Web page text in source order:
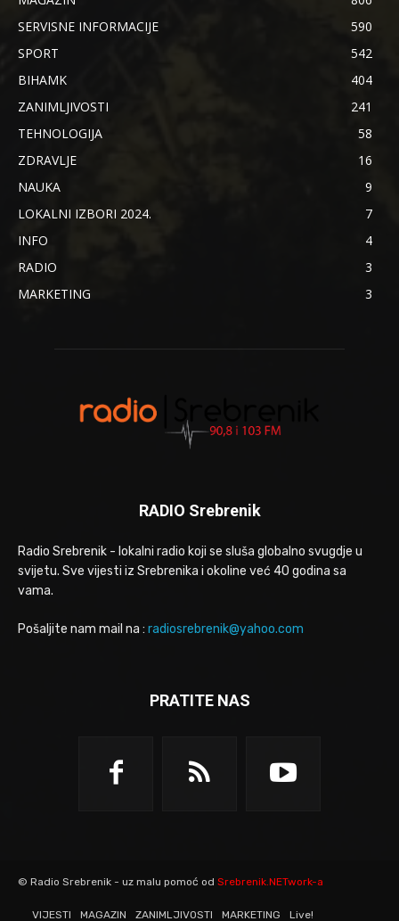
SERVISNE INFORMACIJE
590
SPORT
542
BIHAMK
404
ZANIMLJIVOSTI
241
TEHNOLOGIJA
58
ZDRAVLJE
16
NAUKA
9
LOKALNI IZBORI 2024.
7
INFO
4
RADIO
3
MARKETING
3
RADIO Srebrenik
Radio Srebrenik - lokalni radio koji se sluša globalno svugdje u
svijetu. Sve vijesti iz Srebrenika i okoline već 40 godina sa
vama.
Pošaljite nam mail na : radiosrebrenik@yahoo.com
PRATITE NAS
© Radio Srebrenik - uz malu pomoć od Srebrenik.NETwork-a
VIJESTI MAGAZIN ZANIMLJIVOSTI MARKETING Live!